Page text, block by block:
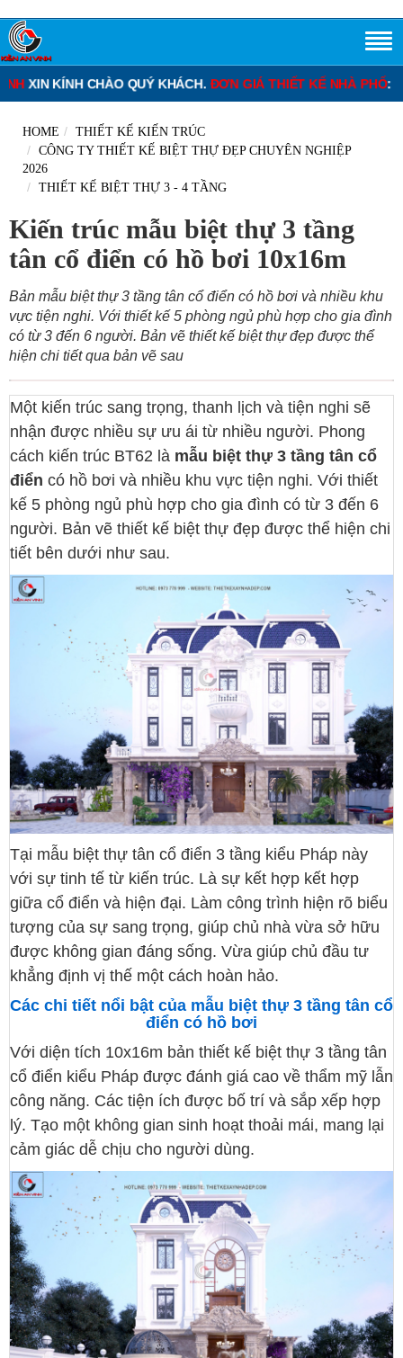
CHÀO QUÝ KHÁCH.ĐƠN GIÁ THIẾT KẾ NHÀ PHỐ: 120.000 –
HOME
THIẾT KẾ KIẾN TRÚC
CÔNG TY THIẾT KẾ BIỆT THỰ ĐẸP CHUYÊN NGHIỆP
2026
THIẾT KẾ BIỆT THỰ 3 - 4 TẦNG
Kiến trúc mẫu biệt thự 3 tầng
tân cổ điển có hồ bơi 10x16m
Bản mẫu biệt thự 3 tầng tân cổ điển có hồ bơi và nhiều khu
vực tiện nghi. Với thiết kế 5 phòng ngủ phù hợp cho gia đình
có từ 3 đến 6 người. Bản vẽ thiết kế biệt thự đẹp được thể
hiện chi tiết qua bản vẽ sau
Một kiến trúc sang trọng, thanh lịch và tiện nghi sẽ
nhận được nhiều sự ưu ái từ nhiều người. Phong
cách kiến trúc BT62 là mẫu biệt thự 3 tầng tân cổ
điển có hồ bơi và nhiều khu vực tiện nghi. Với thiết
kế 5 phòng ngủ phù hợp cho gia đình có từ 3 đến 6
người. Bản vẽ thiết kế biệt thự đẹp được thể hiện chi
tiết bên dưới như sau.
Tại mẫu biệt thự tân cổ điển 3 tầng kiểu Pháp này
với sự tinh tế từ kiến trúc. Là sự kết hợp kết hợp
giữa cổ điển và hiện đại. Làm công trình hiện rõ biểu
tượng của sự sang trọng, giúp chủ nhà vừa sở hữu
được không gian đáng sống. Vừa giúp chủ đầu tư
khẳng định vị thế một cách hoàn hảo.
Các chi tiết nổi bật của mẫu biệt thự 3 tầng tân cổ
điển có hồ bơi
Với diện tích 10x16m bản thiết kế biệt thự 3 tầng tân
cổ điển kiểu Pháp được đánh giá cao về thẩm mỹ lẫn
công năng. Các tiện ích được bố trí và sắp xếp hợp
lý. Tạo một không gian sinh hoạt thoải mái, mang lại
cảm giác dễ chịu cho người dùng.